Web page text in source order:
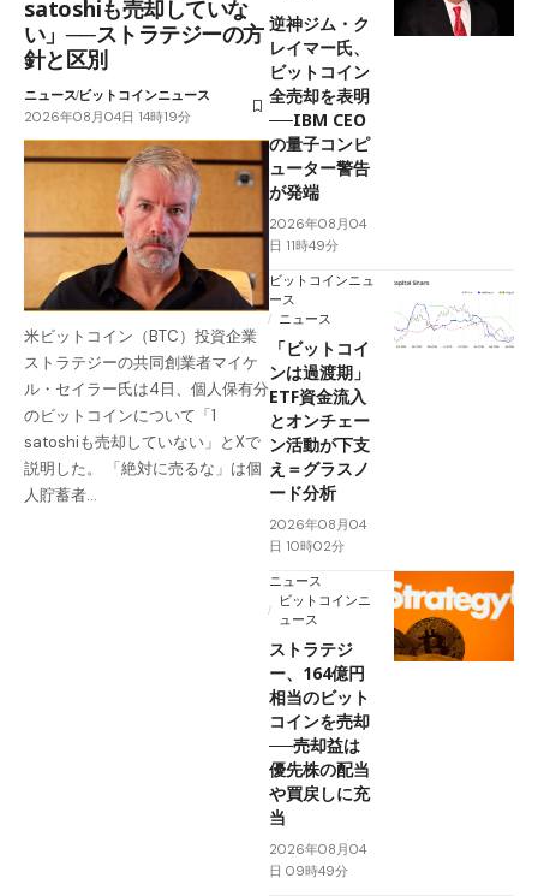
satoshiも売却していな
い」──ストラテジーの方
針と区別
ニュースビットコインニュース
2026年08月04日 14時19分
米ビットコイン（BTC）投資企業
ストラテジーの共同創業者マイケ
ル・セイラー氏は4日、個人保有分
のビットコインについて「1
satoshiも売却していない」とXで
説明した。 「絶対に売るな」は個
人貯蓄者…
逆神ジム・ク
レイマー氏、
ビットコイン
全売却を表明
──IBM CEO
の量子コンピ
ューター警告
が発端
2026年08月04
日 11時49分
ビットコインニュ
ース
ニュース
「ビットコイ
ンは過渡期」
ETF資金流入
とオンチェー
ン活動が下支
え＝グラスノ
ード分析
2026年08月04
日 10時02分
ニュース
ビットコインニ
ュース
ストラテジ
ー、164億円
相当のビット
コインを売却
──売却益は
優先株の配当
や買戻しに充
当
2026年08月04
日 09時49分